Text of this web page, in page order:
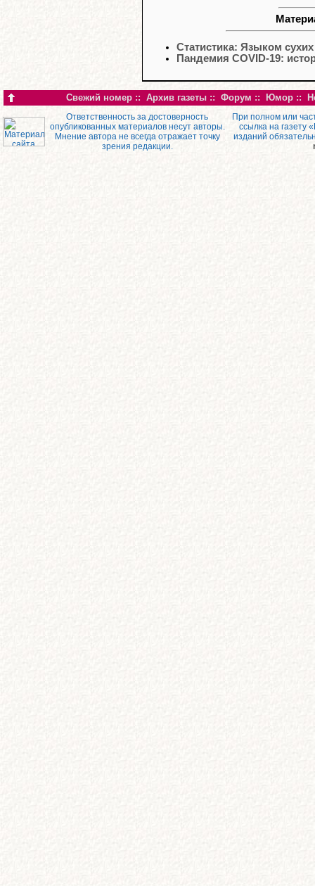
Статистика: Языком
Пандемия COVID-19:
Свежий номер :: Архив газеты :: Форум :: Юмор ::
Ответственность за достоверность
опубликованных материалов несут авторы.
Мнение автора не всегда отражает точку
зрения редакции.
При полном или
ссылка на газету
изданий